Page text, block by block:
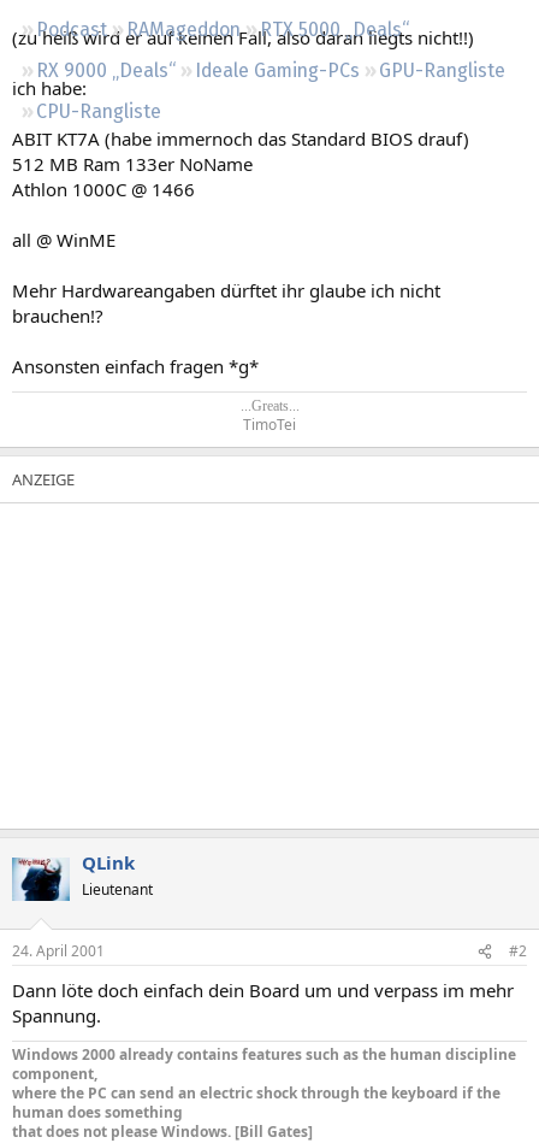
Podcast RAMageddon
RTX 5000 „Deals“
RX 9000 „Deals“
Ideale Gaming-PCs
GPU-Rangliste
CPU-Rangliste
(zu heiß wird er auf keinen Fall, also daran liegts nicht!!)
ich habe:
ABIT KT7A (habe immernoch das Standard BIOS drauf)
512 MB Ram 133er NoName
Athlon 1000C @ 1466
all @ WinME
Mehr Hardwareangaben dürftet ihr glaube ich nicht
brauchen!?
Ansonsten einfach fragen *g*
...Greats...
TimoTei​
QLink
Lieutenant
24. April 2001 #2
Dann löte doch einfach dein Board um und verpass im mehr
Spannung.
Windows 2000 already contains features such as the human discipline
component,
where the PC can send an electric shock through the keyboard if the
human does something
that does not please Windows. [Bill Gates]